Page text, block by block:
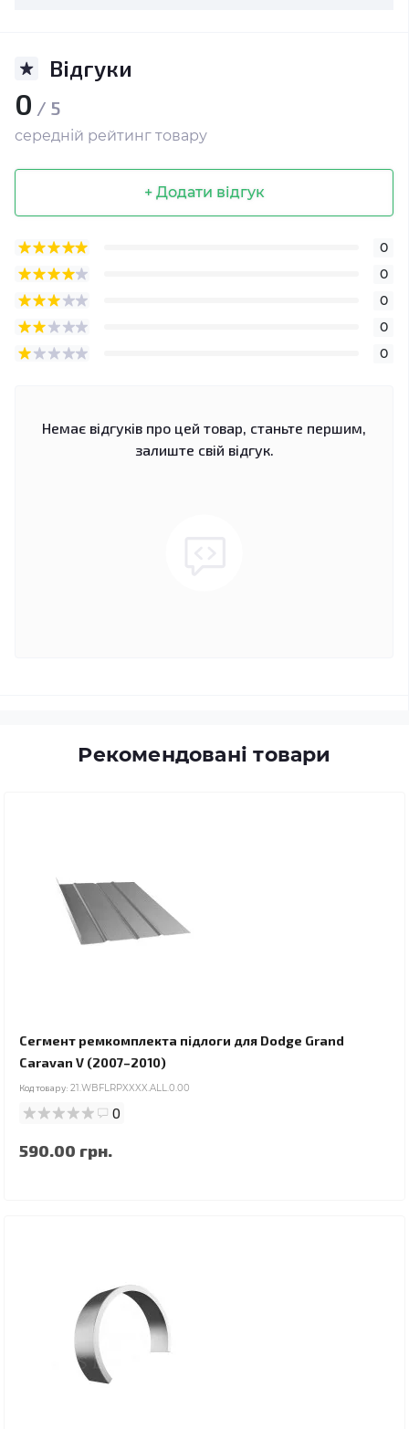
Відгуки
0 / 5
середній рейтинг товару
+ Додати відгук
0
0
0
0
0
Немає відгуків про цей товар, станьте першим,
залиште свій відгук.
Рекомендовані товари
Сегмент ремкомплекта підлоги для Dodge Grand
Caravan V (2007–2010)
Код товару: 21.WBFLRPXXXX.ALL.0.00
0
590.00 грн.